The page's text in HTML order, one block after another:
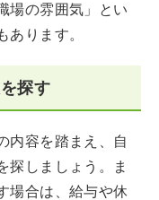
場の雰囲気」とい
ります。
探す
内容を踏まえ、自
探しましょう。ま
場合は、給与や休